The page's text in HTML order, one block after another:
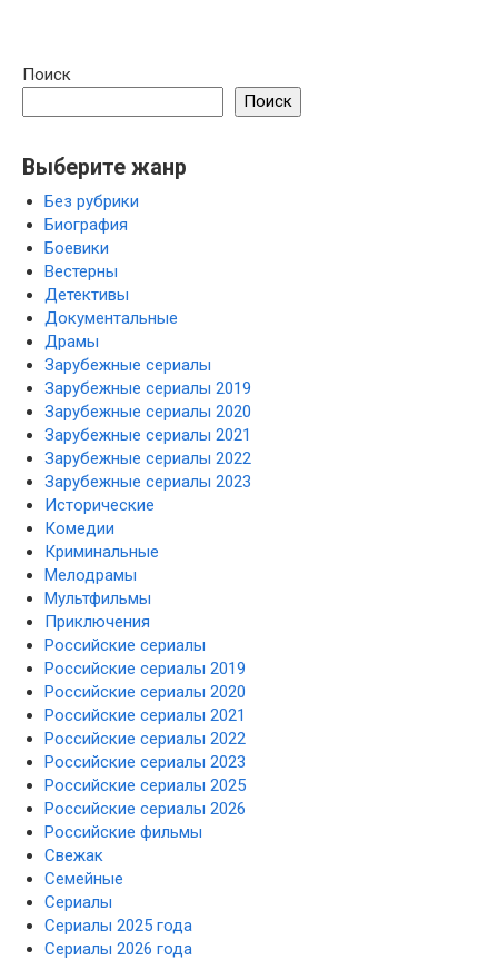
Поиск
Поиск
Выберите жанр
Без рубрики
Биография
Боевики
Вестерны
Детективы
Документальные
Драмы
Зарубежные сериалы
Зарубежные сериалы 2019
Зарубежные сериалы 2020
Зарубежные сериалы 2021
Зарубежные сериалы 2022
Зарубежные сериалы 2023
Исторические
Комедии
Криминальные
Мелодрамы
Мультфильмы
Приключения
Российские сериалы
Российские сериалы 2019
Российские сериалы 2020
Российские сериалы 2021
Российские сериалы 2022
Российские сериалы 2023
Российские сериалы 2025
Российские сериалы 2026
Российские фильмы
Свежак
Семейные
Сериалы
Сериалы 2025 года
Сериалы 2026 года